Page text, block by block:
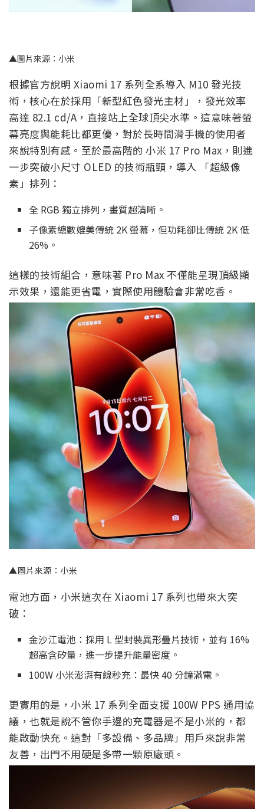
▲圖片來源：小米
根據官方說明 Xiaomi 17 系列全系導入 M10 發光技
術，核心在於採用「新型紅色發光主材」，發光效率
高達 82.1 cd/A，直接站上全球頂尖水準。這意味著螢
幕亮度與能耗比都更優，對於長時間滑手機的使用者
來說特別有感。至於最高階的 小米 17 Pro Max，則進
一步突破小尺寸 OLED 的技術瓶頸，導入 「超級像
素」排列：
全 RGB 獨立排列，畫質超清晰。
子像素總數媲美傳統 2K 螢幕，但功耗卻比傳統 2K 低
26%。
這樣的技術組合，意味著 Pro Max 不僅能呈現頂級顯
示效果，還能更省電，實際使用體驗會非常吃香。
▲圖片來源：小米
電池方面，小米這次在 Xiaomi 17 系列也帶來大突
破：
金沙江電池：採用 L 型封裝異形疊片技術，並有 16%
超高含矽量，進一步提升能量密度。
100W 小米澎湃有線秒充：最快 40 分鐘滿電。
更實用的是，小米 17 系列全面支援 100W PPS 通用協
議，也就是說不管你手邊的充電器是不是小米的，都
能啟動快充。這對「多設備、多品牌」用戶來說非常
友善，出門不用硬是多帶一顆原廠頭。